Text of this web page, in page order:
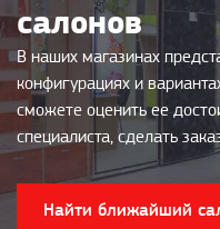
салонов
В наших магазинах
конфигурациях и
сможете оценить ее
специалиста, сделать
Найти ближайший